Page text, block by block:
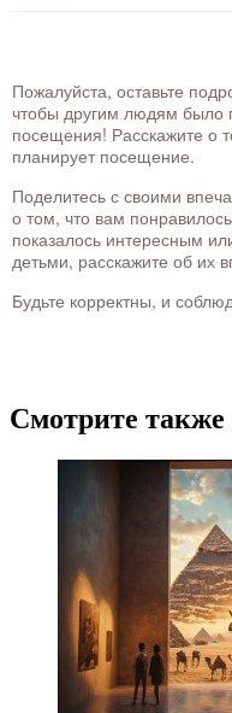
Пожалуйста, оставьте
чтобы другим людям было
посещения! Расскажите о
планирует посещение.
Поделитесь с своими
о том, что вам
показалось интересным
детьми, расскажите об их
Будьте корректны, и
Смотрите